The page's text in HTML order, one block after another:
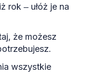
rok ‒ ułóż je na
że możesz
wszystkie